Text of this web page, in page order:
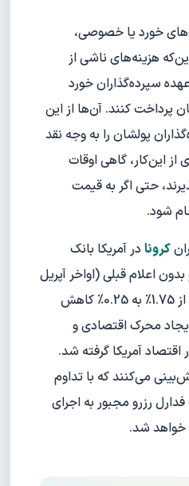
خورد یا خصوصی،
هزینه‌های ناشی از
سپرده‌گذاران خورد
پرداخت کنند. آن‌ها از این
پولشان را به وجه نقد
از این‌کار، گاهی اوقات
حتی اگر به قیمت
شود.
کرونا در آمریکا بانک
اعلام قبلی (اواخر آپریل
2020)، نرخ بهره بانکی را از 1.75% به 0.25% کاهش
محرک اقتصادی و
اقتصاد آمریکا گرفته شد.
می‌کنند که با تداوم
فدارل رزرو مجبور به اجرای